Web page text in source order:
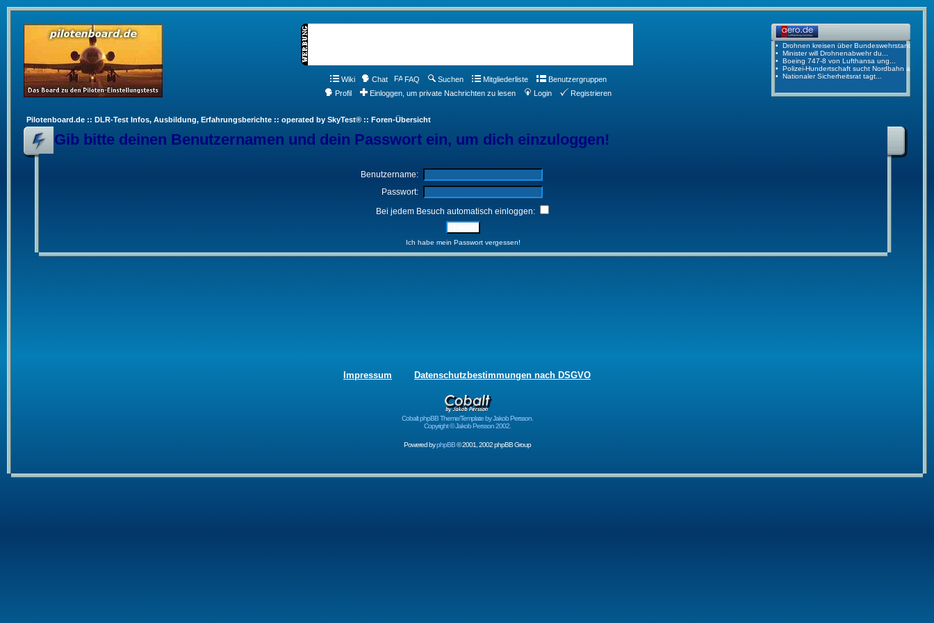
Wiki Chat FAQ Suchen Mitgliederliste
Benutzergruppen
Profil
Einloggen, um private Nachrichten zu lesen Login Registrieren
Pilotenboard.de :: DLR-Test Infos, Ausbildung, Erfahrungsberichte :: operated by SkyTest® :: Foren-Übersicht
Gib bitte deinen Benutzernamen und dein Passwort ein, um dich einzuloggen!
Benutzername:
Passwort:
Bei jedem Besuch automatisch einloggen:
Ich habe mein Passwort vergessen!
Impressum Datenschutzbestimmungen nach DSGVO
Cobalt phpBB Theme/Template by Jakob Persson.
Copyright © Jakob Persson 2002.
Powered byphpBB© 2001, 2002 phpBB Group